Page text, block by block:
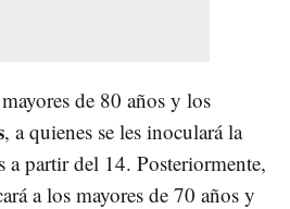
de 80 años y los
, a quienes se les inoculará la
a partir del 14. Posteriormente,
a los mayores de 70 años y